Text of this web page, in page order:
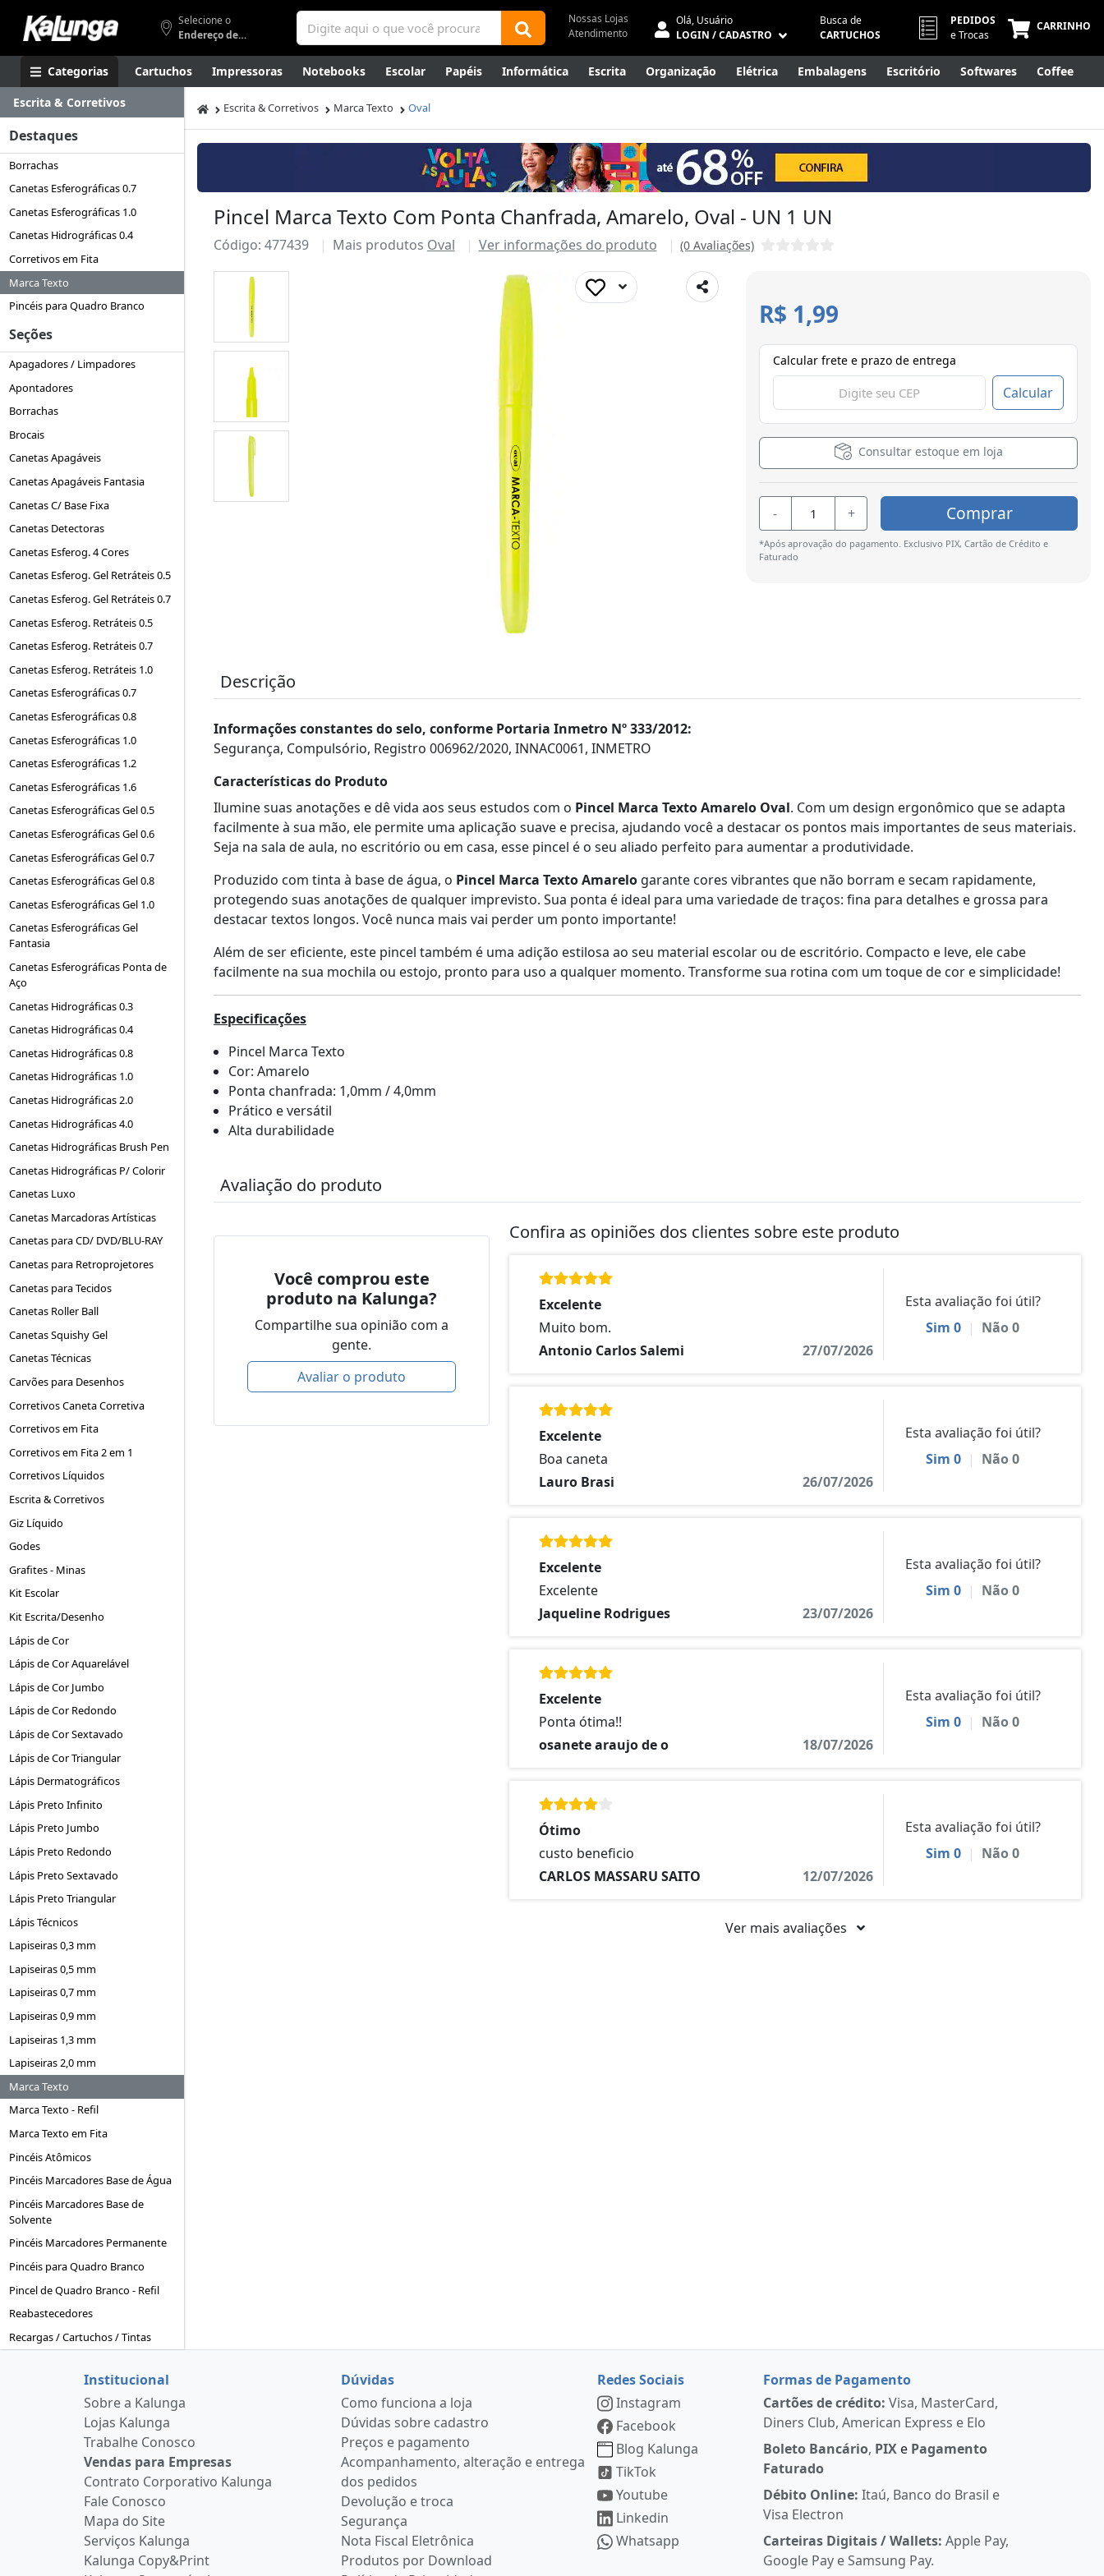
Selecione o
Endereço de entrega
Nossas Lojas
Atendimento
Olá, Usuário
LOGIN / CADASTRO
Busca de
CARTUCHOS
PEDIDOS
e Trocas
CARRINHO
Categorias Cartuchos Impressoras Notebooks Escolar Papéis Informática Escrita Organização Elétrica Embalagens Escritório Softwares Coffee
Apresentação Smartphones Artes Gamers Higiene Mídias
Canetas Luxo
Outlet
Escrita & Corretivos
Destaques
Borrachas
Canetas Esferográficas 0.7
Canetas Esferográficas 1.0
Canetas Hidrográficas 0.4
Corretivos em Fita
Marca Texto
Pincéis para Quadro Branco
Seções
Apagadores / Limpadores
Apontadores
Borrachas
Brocais
Canetas Apagáveis
Canetas Apagáveis Fantasia
Canetas C/ Base Fixa
Canetas Detectoras
Canetas Esferog. 4 Cores
Canetas Esferog. Gel Retráteis 0.5
Canetas Esferog. Gel Retráteis 0.7
Canetas Esferog. Retráteis 0.5
Canetas Esferog. Retráteis 0.7
Canetas Esferog. Retráteis 1.0
Canetas Esferográficas 0.7
Canetas Esferográficas 0.8
Canetas Esferográficas 1.0
Canetas Esferográficas 1.2
Canetas Esferográficas 1.6
Canetas Esferográficas Gel 0.5
Canetas Esferográficas Gel 0.6
Canetas Esferográficas Gel 0.7
Canetas Esferográficas Gel 0.8
Canetas Esferográficas Gel 1.0
Canetas Esferográficas Gel
Fantasia
Canetas Esferográficas Ponta de
Aço
Canetas Hidrográficas 0.3
Canetas Hidrográficas 0.4
Canetas Hidrográficas 0.8
Canetas Hidrográficas 1.0
Canetas Hidrográficas 2.0
Canetas Hidrográficas 4.0
Canetas Hidrográficas Brush Pen
Canetas Hidrográficas P/ Colorir
Canetas Luxo
Canetas Marcadoras Artísticas
Canetas para CD/ DVD/BLU-RAY
Canetas para Retroprojetores
Canetas para Tecidos
Canetas Roller Ball
Canetas Squishy Gel
Canetas Técnicas
Carvões para Desenhos
Corretivos Caneta Corretiva
Corretivos em Fita
Corretivos em Fita 2 em 1
Corretivos Líquidos
Escrita & Corretivos
Giz Líquido
Godes
Grafites - Minas
Kit Escolar
Kit Escrita/Desenho
Lápis de Cor
Lápis de Cor Aquarelável
Lápis de Cor Jumbo
Lápis de Cor Redondo
Lápis de Cor Sextavado
Lápis de Cor Triangular
Lápis Dermatográficos
Lápis Preto Infinito
Lápis Preto Jumbo
Lápis Preto Redondo
Lápis Preto Sextavado
Lápis Preto Triangular
Lápis Técnicos
Lapiseiras 0,3 mm
Lapiseiras 0,5 mm
Lapiseiras 0,7 mm
Lapiseiras 0,9 mm
Lapiseiras 1,3 mm
Lapiseiras 2,0 mm
Marca Texto
Marca Texto - Refil
Marca Texto em Fita
Pincéis Atômicos
Pincéis Marcadores Base de Água
Pincéis Marcadores Base de
Solvente
Pincéis Marcadores Permanente
Pincéis para Quadro Branco
Pincel de Quadro Branco - Refil
Reabastecedores
Recargas / Cartuchos / Tintas
Escrita & Corretivos Marca Texto Oval
Pincel Marca Texto Com Ponta Chanfrada, Amarelo, Oval - UN 1 UN
Código: 477439 Mais produtos Oval Ver informações do produto (0 Avaliações)
R$ 1,99
Calcular frete e prazo de entrega
Calcular
Consultar estoque em loja
- + Comprar
*Após aprovação do pagamento. Exclusivo PIX, Cartão de Crédito e
Faturado
Descrição
Informações constantes do selo, conforme Portaria Inmetro Nº 333/2012:
Segurança, Compulsório, Registro 006962/2020, INNAC0061, INMETRO
Características do Produto
Ilumine suas anotações e dê vida aos seus estudos com o Pincel Marca Texto Amarelo Oval. Com um design ergonômico que se adapta
facilmente à sua mão, ele permite uma aplicação suave e precisa, ajudando você a destacar os pontos mais importantes de seus materiais.
Seja na sala de aula, no escritório ou em casa, esse pincel é o seu aliado perfeito para aumentar a produtividade.
Produzido com tinta à base de água, o Pincel Marca Texto Amarelo garante cores vibrantes que não borram e secam rapidamente,
protegendo suas anotações de qualquer imprevisto. Sua ponta é ideal para uma variedade de traços: fina para detalhes e grossa para
destacar textos longos. Você nunca mais vai perder um ponto importante!
Além de ser eficiente, este pincel também é uma adição estilosa ao seu material escolar ou de escritório. Compacto e leve, ele cabe
facilmente na sua mochila ou estojo, pronto para uso a qualquer momento. Transforme sua rotina com um toque de cor e simplicidade!
Especificações
Pincel Marca Texto
Cor: Amarelo
Ponta chanfrada: 1,0mm / 4,0mm
Prático e versátil
Alta durabilidade
Avaliação do produto
Você comprou este
produto na Kalunga?
Compartilhe sua opinião com a
gente.
Avaliar o produto
Confira as opiniões dos clientes sobre este produto
Excelente
Muito bom.
Antonio Carlos Salemi
27/07/2026
Esta avaliação foi útil?
Sim 0 | Não0
Excelente
Boa caneta
Lauro Brasi
26/07/2026
Esta avaliação foi útil?
Sim 0 | Não0
Excelente
Excelente
Jaqueline Rodrigues
23/07/2026
Esta avaliação foi útil?
Sim 0 | Não0
Excelente
Ponta ótima!!
osanete araujo de o
18/07/2026
Esta avaliação foi útil?
Sim 0 | Não0
Ótimo
custo beneficio
CARLOS MASSARU SAITO
12/07/2026
Esta avaliação foi útil?
Sim 0 | Não0
Ver mais avaliações
Institucional
Sobre a Kalunga
Lojas Kalunga
Trabalhe Conosco
Vendas para Empresas
Contrato Corporativo Kalunga
Fale Conosco
Mapa do Site
Serviços Kalunga
Kalunga Copy&Print
Dúvidas
Como funciona a loja
Dúvidas sobre cadastro
Preços e pagamento
Acompanhamento, alteração e entrega
dos pedidos
Devolução e troca
Segurança
Nota Fiscal Eletrônica
Produtos por Download
Redes Sociais
Instagram
Facebook
Blog Kalunga
TikTok
Youtube
Linkedin
Whatsapp
Formas de Pagamento
Cartões de crédito: Visa, MasterCard,
Diners Club, American Express e Elo
Boleto Bancário, PIX e Pagamento
Faturado
Débito Online: Itaú, Banco do Brasil e
Visa Electron
Carteiras Digitais / Wallets:Apple Pay,
Google Pay e Samsung Pay.